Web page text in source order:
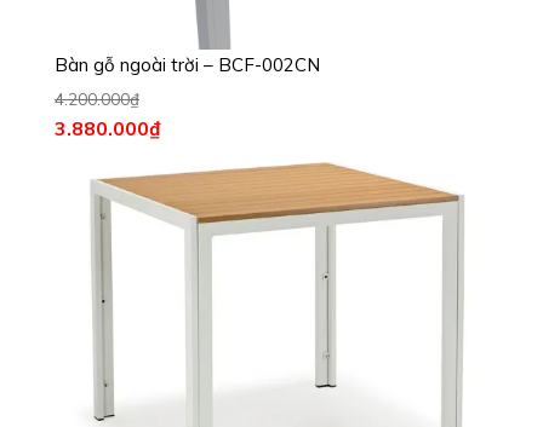
Bàn gỗ ngoài trời – BCF-002CN
4.200.000₫
3.880.000₫